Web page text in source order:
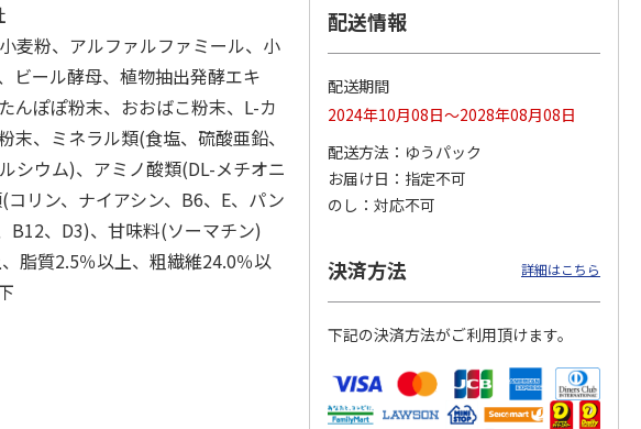
イ
猫ト
ルグ
)
ムデンタルコーン
ぐるぐるボーン型 S
…
470円
(送料別・税込)
チ 健康に育つ子ね
こ用 まぐろ・かつ
おに…
120円
(送料別・税込)
ペット線香 虹のか
なた フルーティフ
ローラルの香り
590円
(送料別・税込)
えBOX とりささ…
380円
(送料別・税込)
麦粉、アルファルファミール、小
ビール酵母、植物抽出発酵エキ
んぽぽ粉末、おおばこ粉末、L-カ
末、ミネラル類(食塩、硫酸亜鉛、
シウム)、アミノ酸類(DL-メチオニ
リン、ナイアシン、B6、E、パン
B12、D3)、甘味料(ソーマチン)
脂質2.5％以上、粗繊維24.0％以
配送情報
配送期間
2024年10月08日～2028年08月08日
配送方法
ゆうパック
お届け日
指定不可
のし
対応不可
決済方法 詳細はこちら
下記の決済方法がご利用頂けます。